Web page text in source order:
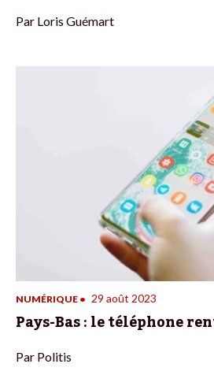
Par Loris Guémart
NUMÉRIQUE • 29 août 2023
Pays-Bas : le téléphone
Par Politis